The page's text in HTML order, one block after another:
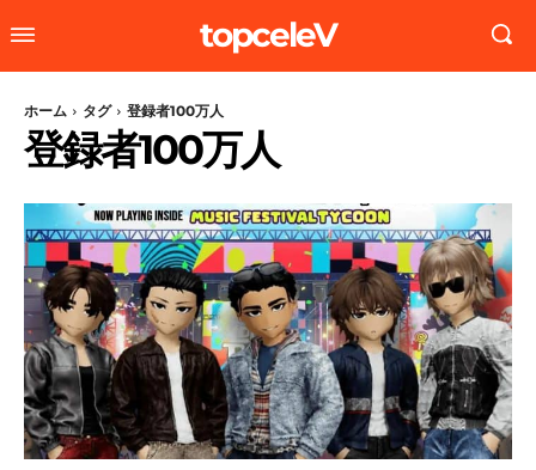
topceleV
ホーム タグ 登録者100万人
登録者100万人